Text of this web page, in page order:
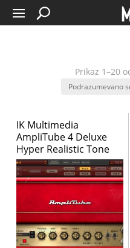
Prikaz 1–20
IK Multimedia
AmpliTube 4 Deluxe
Hyper Realistic Tone